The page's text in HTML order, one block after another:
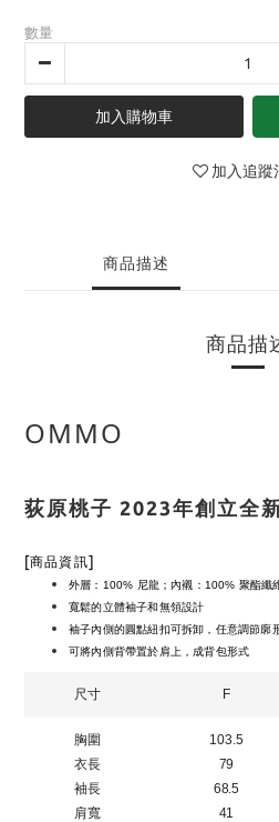
數量
加入購物車
加入追蹤
商品描述
商品描
OMMO
荻原桃子 2023年創立全
[商品資訊]
外層：100% 尼龍；內襯：100% 聚酯纖
寬鬆的立體袖子和無領設計
袖子內側的圓點紐扣可拆卸，任意調節廓
可將內側背帶置於肩上，成背包形式
尺寸 F
胸圍
衣長
袖長
肩寬
103.5
79
68.5
41